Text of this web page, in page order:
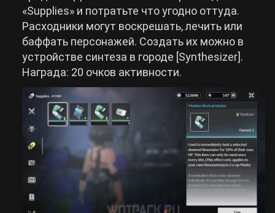
«Supplies» и потратьте что угодно оттуда.
Расходники могут воскрешать, лечить или
баффать персонажей. Создать их можно в
устройстве синтеза в городе [Synthesizer].
Награда: 20 очков активности.